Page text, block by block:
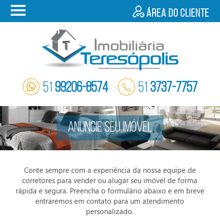
Área do cliente
5199206-8574 513737-7757
ANUNCIE SEU IMÓVEL
Conte sempre com a experiência da nossa equipe de
corretores para vender ou alugar seu imóvel de forma
rápida e segura. Preencha o formulário abaixo e em breve
entraremos em contato para um atendimento
personalizado.